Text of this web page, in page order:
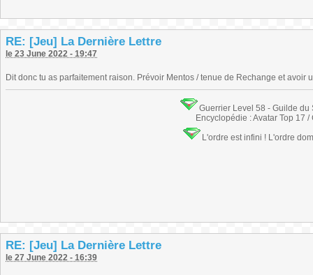
RE: [Jeu] La Dernière Lettre
le 23 June 2022 - 19:47
Dit donc tu as parfaitement raison. Prévoir Mentos / tenue de Rechange et avoir
Guerrier Level 58 - Guilde
Encyclopédie : Avatar Top 17 /
L'ordre est infini ! L'ordre
RE: [Jeu] La Dernière Lettre
le 27 June 2022 - 16:39